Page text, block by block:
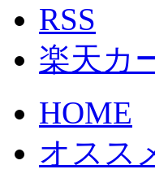
RSS
楽天カ
HOME
オスス